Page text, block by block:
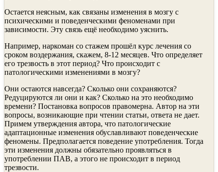
Остается неясным, как связаны изменения в мозгу с
психическими и поведенческими феноменами при
зависимости. Эту связь ещё необходимо уяснить.
Например, наркоман со стажем прошёл курс лечения со
сроком воздержания, скажем, 8-12 месяцев. Что определяет
его трезвость в этот период? Что происходит с
патологическими изменениями в мозгу?
Они остаются навсегда? Сколько они сохраняются?
Редуцируются ли они и как? Сколько на это необходимо
времени? Постановка вопросов правомерна. Автор на эти
вопросы, возникающие при чтении статьи, ответа не дает.
Примем утверждения автора, что патологические
адаптационные изменения обуславливают поведенческие
феномены. Предполагается поведение употребления. Тогда
эти изменения должны обязательно проявляться в
употреблении ПАВ, а этого не происходит в период
трезвости.